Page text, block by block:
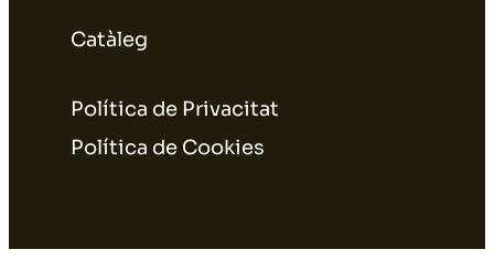
Catàleg
Política de Privacitat
Política de Cookies